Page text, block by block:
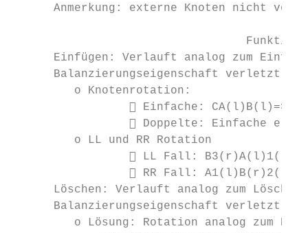
Anmerkung: externe Knoten nicht
Einfügen: Verlauft analog zum
Balanzierungseigenschaft verletzt
         o Knotenrotation:
                  Einfache: CA(l)B(l)=>BAC
 Doppelte: Einfache
         o LL und RR Rotation
 LL Fall:
 RR Fall:
Löschen: Verlauft analog zum
Balanzierungseigenschaft verletzt
o Lösung: Rotation analog zum